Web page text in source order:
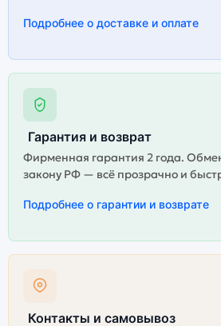
Подробнее о доставке и оплате
Гарантия и возврат
Фирменная гарантия 2 года.
закону РФ — всё прозрачно и
Подробнее о гарантии и возврате
Контакты и самовывоз